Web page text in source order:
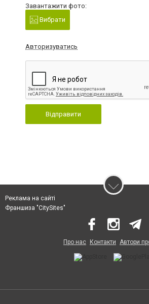
Завантажити фото:
Вибрати
Авторизуватись
Відправити
Реклама на сайті
Франшиза "CitySites"
Про нас Контакти Автори